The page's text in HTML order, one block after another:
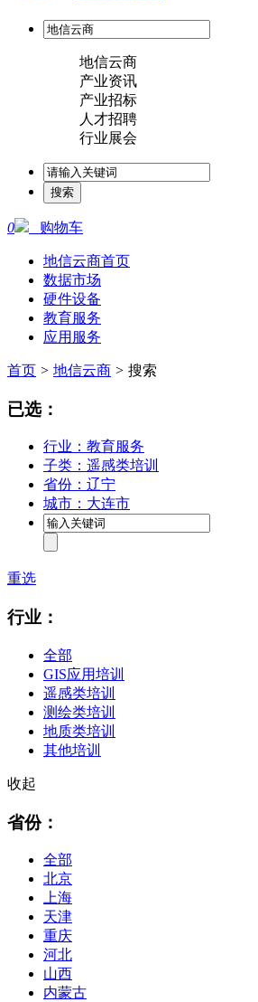
地信云商
产业资讯
产业招标
人才招聘
行业展会
0 购物车
地信云商首页
数据市场
硬件设备
教育服务
应用服务
首页 > 地信云商 > 搜索
已选：
行业：教育服务
子类：遥感类培训
省份：辽宁
城市：大连市
重选
行业：
全部
GIS应用培训
遥感类培训
测绘类培训
地质类培训
其他培训
收起
省份：
全部
北京
上海
天津
重庆
河北
山西
内蒙古